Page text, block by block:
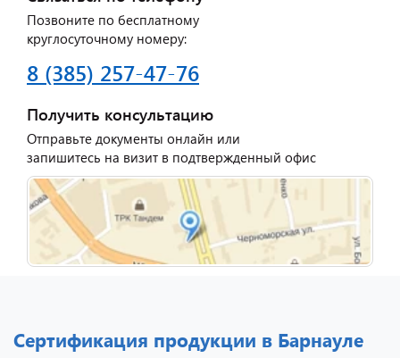
Позвоните по бесплатному
круглосуточному номеру:
8 (385) 257-47-76
Получить консультацию
Отправьте документы онлайн или
запишитесь на визит в подтвержденный офис
Сертификация продукции в Барнауле